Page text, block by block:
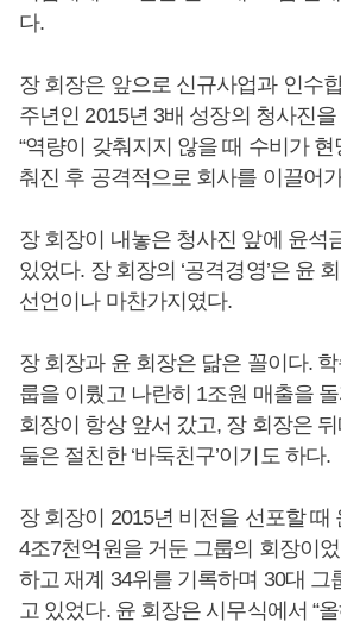
다.
장 회장은 앞으로 신규사업과 인수
주년인 2015년 3배 성장의 청사진
“역량이 갖춰지지 않을 때 수비가
춰진 후 공격적으로 회사를 이끌어
장 회장이 내놓은 청사진 앞에 윤석
있었다. 장 회장의 ‘공격경영’은 윤
선언이나 마찬가지였다.
장 회장과 윤 회장은 닮은 꼴이다.
룹을 이뤘고 나란히 1조원 매출을
회장이 항상 앞서 갔고, 장 회장은
둘은 절친한 ‘바둑친구’이기도 하다.
장 회장이 2015년 비전을 선포할 때
4조7천억원을 거둔 그룹의 회장이
하고 재계 34위를 기록하며 30대 그
고 있었다. 윤 회장은 시무식에서 “